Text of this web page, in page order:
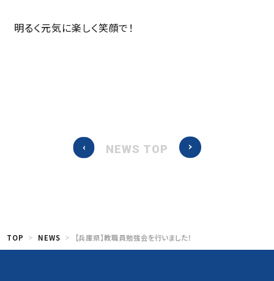
明るく元気に楽しく笑顔で！
NEWS TOP
TOP NEWS 【兵庫県】教職員勉強会を行いました！